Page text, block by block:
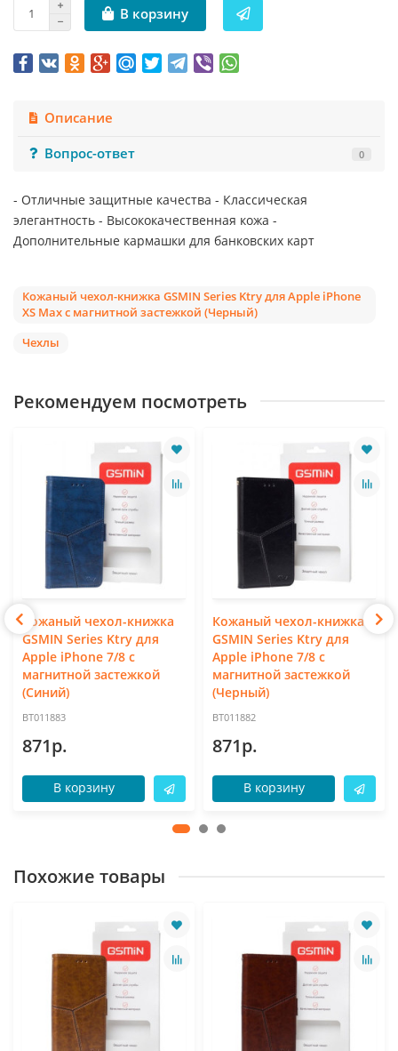
В корзину
Описание
Вопрос-ответ
0
- Отличные защитные качества - Классическая
элегантность - Высококачественная кожа -
Дополнительные кармашки для банковских карт
Кожаный чехол-книжка GSMIN Series Ktry для Apple iPhone
XS Max с магнитной застежкой (Черный)
Чехлы
Рекомендуем посмотреть
Кожаный чехол-книжка
GSMIN Series Ktry для
Apple iPhone 7/8 с
магнитной застежкой
(Синий)
BT011883
871р.
В корзину
Кожаный чехол-книжка
GSMIN Series Ktry для
Apple iPhone 7/8 с
магнитной застежкой
(Черный)
BT011882
871р.
В корзину
Похожие товары